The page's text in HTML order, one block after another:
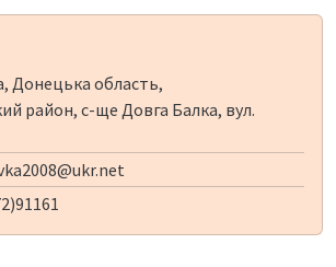
Донецька область,
район, с-ще Довга Балка, вул.